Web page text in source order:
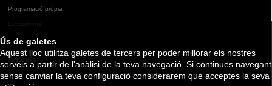
Ús de galetes
Aquest lloc utilitza galetes de tercers per poder millorar els nostres
serveis a partir de l'anàlisi de la teva navegació. Si continues navegant
sense canviar la teva configuració considerarem que acceptes la seva
Programació pròpia
Agenda